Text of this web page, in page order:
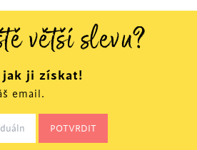
větší slevu?
jak ji získat!
email.